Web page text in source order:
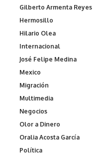
Gilberto Armenta Reyes
Hermosillo
Hilario Olea
Internacional
José Felipe Medina
Mexico
Migración
Multimedia
Negocios
Olor a Dinero
Oralia Acosta García
Política